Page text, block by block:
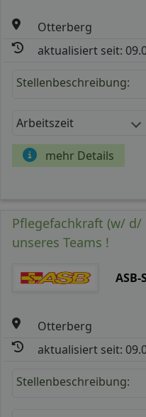
Otterberg
aktualisiert seit:
Stellenbeschreibung:
Arbeitszeit
mehr Details
Pflegefachkraft (w/
unseres Teams !
Otterberg
aktualisiert seit:
Stellenbeschreibung: